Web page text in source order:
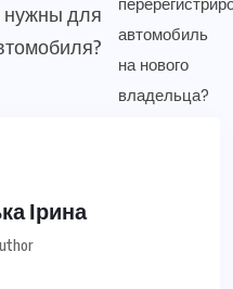
нужны для
Ірина